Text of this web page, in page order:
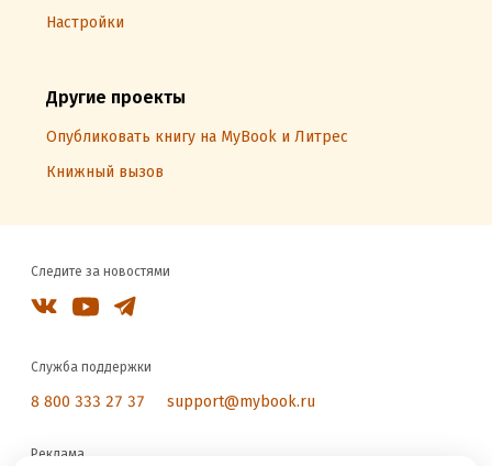
Настройки
Другие проекты
Опубликовать книгу на MyBook и Литрес
Книжный вызов
Следите за новостями
Служба поддержки
8 800 333 27 37 support@mybook.ru
Реклама